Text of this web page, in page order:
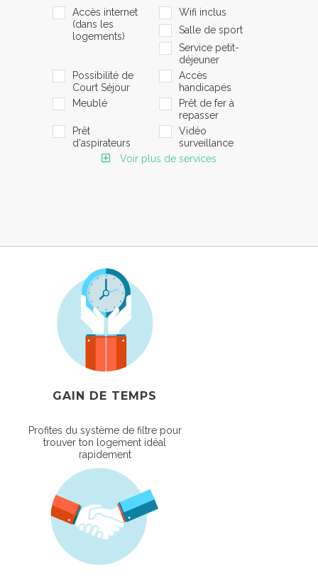
Accès internet
(dans les
logements)
Wifi inclus
Salle de sport
Service petit-
déjeuner
Possibilité de
Court Séjour
Accès
handicapés
Meublé
Prêt de fer à
repasser
Prêt
d'aspirateurs
Vidéo
surveillance
Voir plus de services
GAIN DE TEMPS
Profites du système de filtre pour
trouver ton logement idéal
rapidement